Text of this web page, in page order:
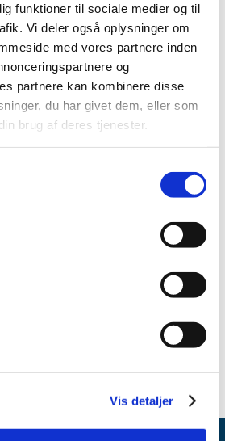
funktioner til sociale medier og til
Vi deler også oplysninger om
med vores partnere inden
og
partnere kan kombinere disse
du har givet dem, eller som
brug af deres tjenester.
Vis detaljer